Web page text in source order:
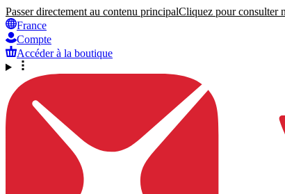
Passer directement au contenu principalCliquez pour consulter
France
Compte
Accéder à la boutique